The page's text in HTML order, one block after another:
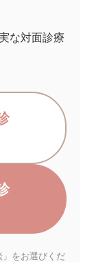
な対面診療
をお選びくだ